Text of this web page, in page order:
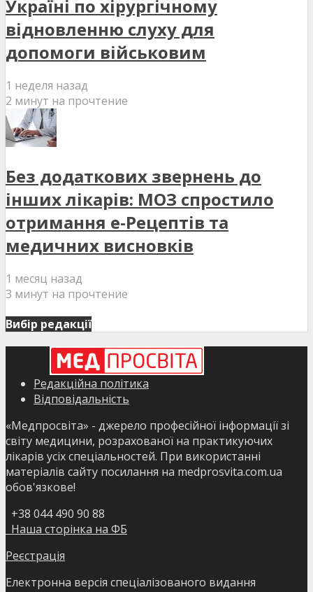
Україні по хірургічному
відновленню слуху для
допомоги військовим
1 неделя назад
2 минут на прочтение
Без додаткових звернень до
інших лікарів: МОЗ спростило
отримання е-Рецептів та
медичних висновків
1 месяц назад
3 минут на прочтение
Вибір редакції
Редакційна політика
Відповідальність
«Медпросвіта» - джерело професійної інформації зі
світу медицини, розрахованої на практикуючих
лікарів усіх спеціальностей. При використанні
матеріалів сайту посилання на medprosvita.com.ua
обов'язкове!
+38 044 490 90 88
Наша сторінка на ФБ
Реєстрація
Електронна версія спеціалізованого видання